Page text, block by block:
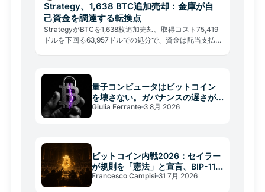
Strategy、1,638 BTC追加売却：金庫が自
己資金を調達する転換点
StrategyがBTCを1,638枚追加売却。取得コスト75,419
ドルを下回る63,957ドルでの処分で、資金は配当支払
量子コンピュータはビットコイン
を壊さない。ガバナンスの遅さが
壊す
Giulia Ferrante 3 8月 2026
ビットコイン内戦2026：セイラー
が規則を「憲法」と宣言、BIP-110
が焦点
Francesco Campisi 31 7月 2026